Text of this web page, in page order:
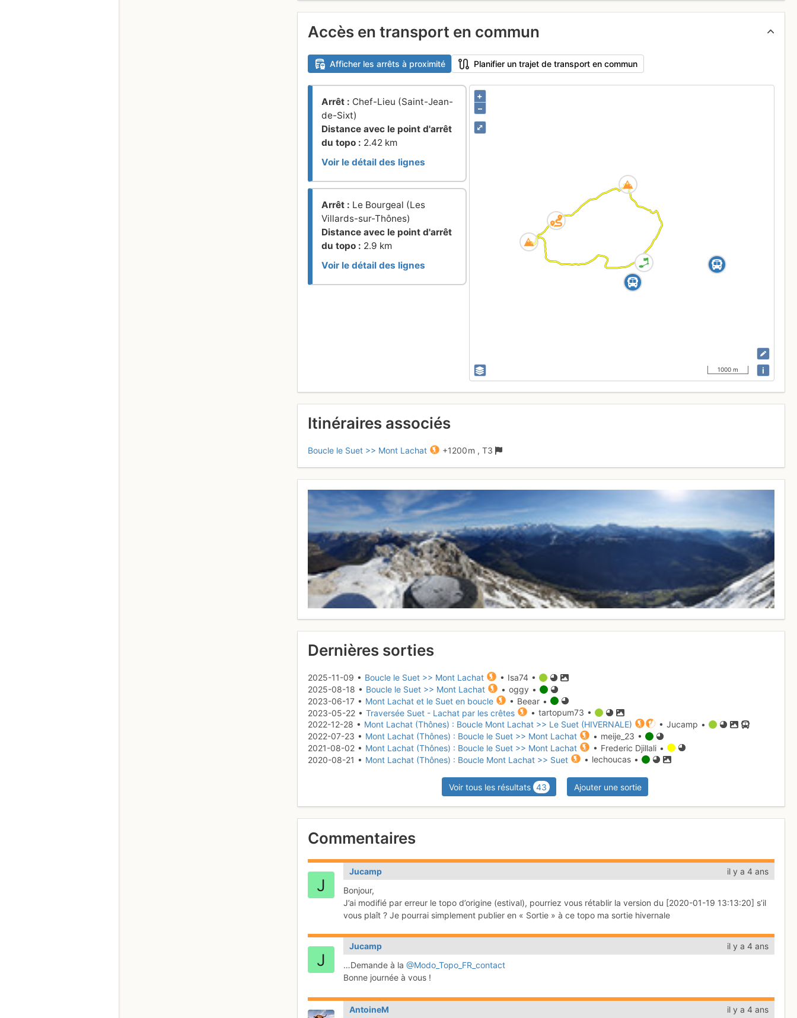
Accès en transport en commun
Afficher les arrêts à proximité Planifier un trajet de transport en commun
Arrêt : Chef-Lieu (Saint-Jean-
de-Sixt)
Distance avec le point d'arrêt
du topo : 2.42 km
Voir le détail des lignes
Arrêt : Le Bourgeal (Les
Villards-sur-Thônes)
Distance avec le point d'arrêt
du topo : 2.9 km
Voir le détail des lignes
⤢
+
–
1000 m i
Itinéraires associés
Boucle le Suet >> Mont Lachat +1200 m ,T3
Dernières sorties
2025-11-09 • Boucle le Suet >> Mont Lachat
• Isa74 •
2025-08-18 • Boucle le Suet >> Mont Lachat
• oggy •
2023-06-17 • Mont Lachat et le Suet en boucle
• Beear •
2023-05-22 •Traversée Suet - Lachat par les crêtes
• tartopum73 •
2022-12-28 • Mont Lachat (Thônes) : Boucle Mont Lachat >> Le Suet (HIVERNALE)
• Jucamp •
2022-07-23 • Mont Lachat (Thônes) : Boucle le Suet >> Mont Lachat
• meije_23 •
2021-08-02 • Mont Lachat (Thônes) : Boucle le Suet >> Mont Lachat
• Frederic Djillali •
2020-08-21 • Mont Lachat (Thônes) : Boucle Mont Lachat >> Suet • lechoucas •
Voir tous les résultats 43 Ajouter une sortie
Commentaires
Jucamp
il y a 4 ans
Bonjour,
J’ai modifié par erreur le topo d’origine (estival), pourriez vous rétablir la version du [2020-01-19 13:13:20] s’il
vous plaît ? Je pourrai simplement publier en « Sortie » à ce topo ma sortie hivernale
Jucamp
il y a 4 ans
…Demande à la@Modo_Topo_FR_contact
Bonne journée à vous !
AntoineM il y a 4 ans